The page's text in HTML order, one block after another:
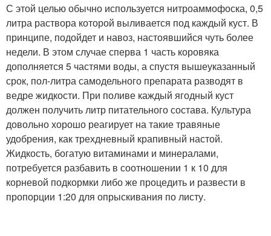
С этой целью обычно используется нитроаммофоска, 0,5
литра раствора которой выливается под каждый куст. В
принципе, подойдет и навоз, настоявшийся чуть более
недели. В этом случае сперва 1 часть коровяка
дополняется 5 частями воды, а спустя вышеуказанный
срок, пол-литра самодельного препарата разводят в
ведре жидкости. При поливе каждый ягодный куст
должен получить литр питательного состава. Культура
довольно хорошо реагирует на такие травяные
удобрения, как трехдневный крапивный настой.
Жидкость, богатую витаминами и минералами,
потребуется разбавить в соотношении 1 к 10 для
корневой подкормки либо же процедить и развести в
пропорции 1:20 для опрыскивания по листу.